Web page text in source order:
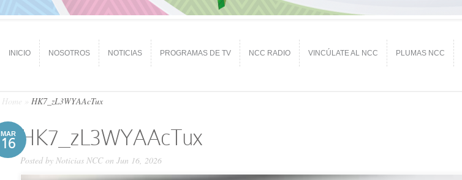
INICIO NOSOTROS NOTICIAS PROGRAMAS DE TV NCC RADIO VINCÚLATE AL NCC PLUMAS NCC
Home HK7_zL3WYAAcTux
MAR
16 HK7_zL3WYAAcTux
Posted by Noticias NCCon Jun 16, 2026